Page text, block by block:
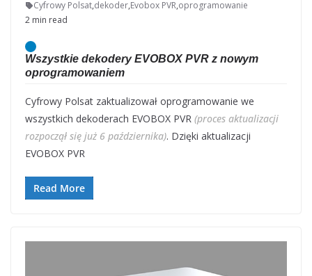
Cyfrowy Polsat,dekoder,Evobox PVR,oprogramowanie
2 min read
Wszystkie dekodery EVOBOX PVR z nowym
oprogramowaniem
Cyfrowy Polsat zaktualizował oprogramowanie we
wszystkich dekoderach EVOBOX PVR (proces aktualizacji
rozpoczął się już 6 października). Dzięki aktualizacji
EVOBOX PVR
Read More